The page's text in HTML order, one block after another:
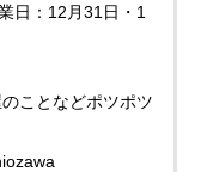
日：12月31日・1
ことなどポツポツ